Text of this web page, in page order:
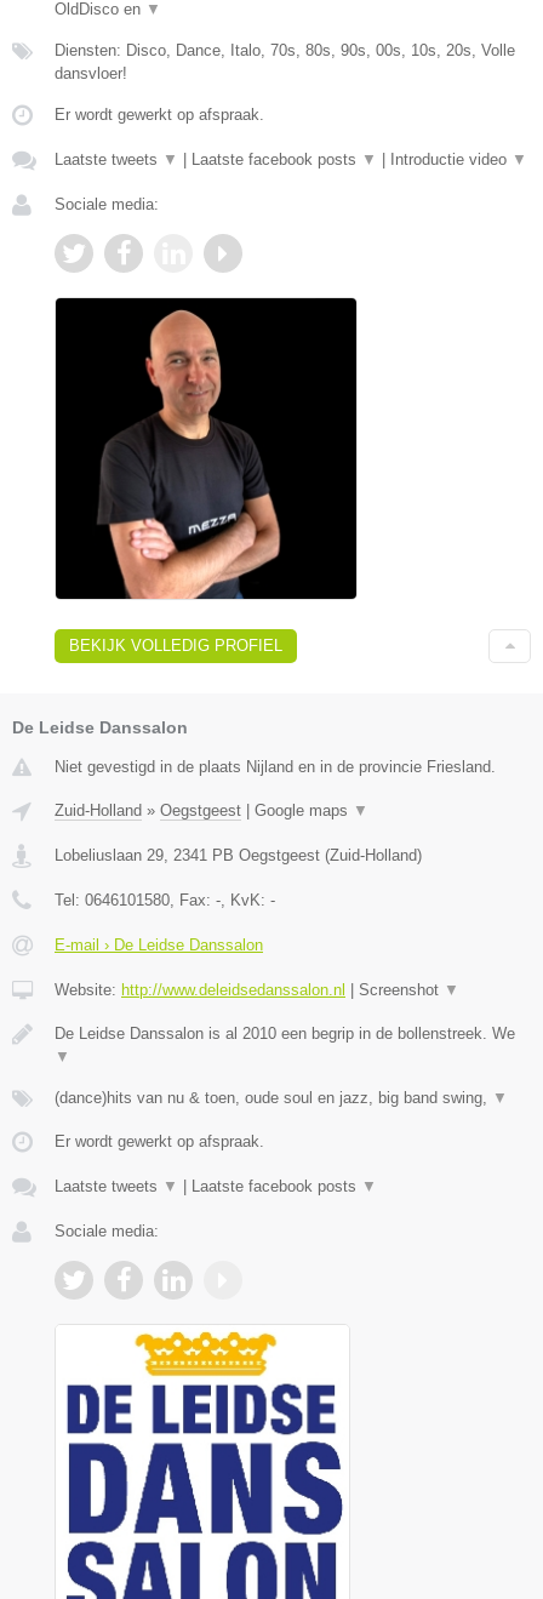
OldDisco en ▼
Diensten: Disco, Dance, Italo, 70s, 80s, 90s, 00s, 10s, 20s, Volle
dansvloer!
Er wordt gewerkt op afspraak.
Laatste tweets ▼ Laatste facebook posts ▼ Introductie video ▼
Sociale media:
BEKIJK VOLLEDIG PROFIEL
De Leidse Danssalon
Niet gevestigd in de plaats Nijland en in de provincie Friesland.
Zuid-Holland » Oegstgeest Google maps ▼
Lobeliuslaan 29 2341 PB Oegstgeest (Zuid-Holland)
Tel: 0646101580 , Fax: - , KvK: -
E-mail › De Leidse Danssalon
Website: http://www.deleidsedanssalon.nl Screenshot ▼
De Leidse Danssalon is al 2010 een begrip in de bollenstreek. We
▼
(dance)hits van nu & toen, oude soul en jazz, big band swing, ▼
Er wordt gewerkt op afspraak.
Laatste tweets ▼ Laatste facebook posts ▼
Sociale media: